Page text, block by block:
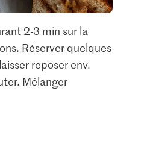
2-3 min sur la
Réserver quelques
reposer env.
Mélanger